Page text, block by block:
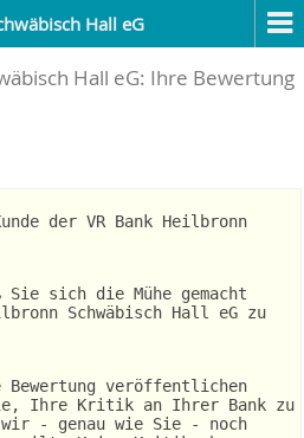
Hall eG
Hall eG: Ihre Bewertung
der VR Bank Heilbronn
sich die Mühe gemacht
Schwäbisch Hall eG zu
Bewertung veröffentlichen
Ihre Kritik an Ihrer Bank zu
- genau wie Sie - noch